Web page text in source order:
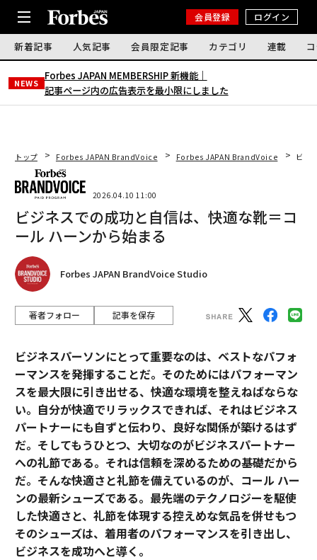
会員登録 ログイン
新着記事 人気記事 会員限定記事 カテゴリ 連載
NEWS
Forbes JAPAN MEMBERSHIP 新機能｜
記事ページ内の広告表示を最小限にしました
トップ Forbes JAPAN BrandVoice Forbes JAPAN BrandVoice ビジ
2026.04.10 11:00
ビジネスでの成功と自信は、快適な靴＝コ
ール ハーンから始まる
Forbes JAPAN BrandVoice Studio
著者フォロー 記事を保存
ビジネスパーソンにとって重要なのは、ベストなパフォ
ーマンスを発揮することだ。そのためにはパフォーマン
スを最大限に引き出せる、快適な環境を整えねばならな
い。自分が快適でリラックスできれば、それはビジネス
パートナーにも自ずと伝わり、良好な関係が築けるはず
だ。そしてもうひとつ、大切なのがビジネスパートナー
への礼節である。それは信頼を深めるための基礎だから
だ。そんな快適さと礼節を備えているのが、コール ハー
ンの最新シューズである。最先端のテクノロジーを駆使
した快適さと、礼節を体現する控えめな気品を併せもつ
そのシューズは、着用者のパフォーマンスを引き出し、
ビジネスを成功へと導く。